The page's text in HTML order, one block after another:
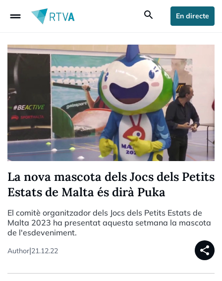
drag_handle search En directe
La nova mascota dels Jocs dels Petits
Estats de Malta és dirà Puka
El comitè organitzador dels Jocs dels Petits Estats de
Malta 2023 ha presentat aquesta setmana la mascota
de l'esdeveniment.
Author|21.12.22 share